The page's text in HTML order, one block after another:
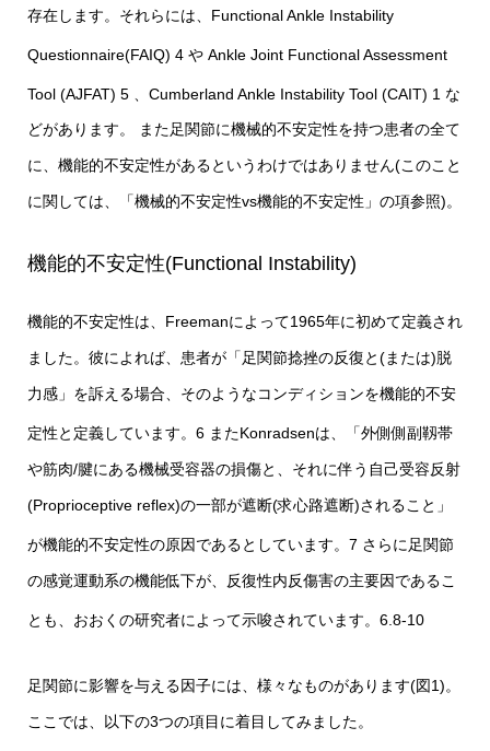
存在します。それらには、Functional Ankle Instability
Questionnaire(FAIQ) 4 や Ankle Joint Functional Assessment
Tool (AJFAT) 5 、Cumberland Ankle Instability Tool (CAIT) 1 な
どがあります。 また足関節に機械的不安定性を持つ患者の全て
に、機能的不安定性があるというわけではありません(このこと
に関しては、「機械的不安定性vs機能的不安定性」の項参照)。
機能的不安定性(Functional Instability)
機能的不安定性は、Freemanによって1965年に初めて定義され
ました。彼によれば、患者が「足関節捻挫の反復と(または)脱
力感」を訴える場合、そのようなコンディションを機能的不安
定性と定義しています。 6 またKonradsenは、「外側側副靱帯
や筋肉/腱にある機械受容器の損傷と、それに伴う自己受容反射
(Proprioceptive reflex)の一部が遮断(求心路遮断)されること」
が機能的不安定性の原因であるとしています。 7 さらに足関節
の感覚運動系の機能低下が、反復性内反傷害の主要因であるこ
とも、おおくの研究者によって示唆されています。 6.8-10
足関節に影響を与える因子には、様々なものがあります(図1)。
ここでは、以下の3つの項目に着目してみました。